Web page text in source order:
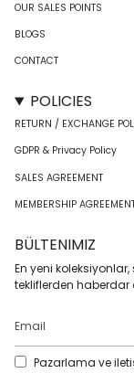
OUR SALES POINTS
BLOGS
CONTACT
POLICIES
RETURN / EXCHANGE
GDPR & Privacy Policy
SALES AGREEMENT
MEMBERSHIP
BÜLTENIMIZ
En yeni koleksiyonlar,
tekliflerden
Pazarlama ve